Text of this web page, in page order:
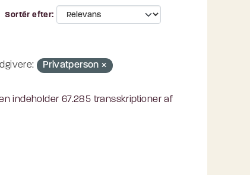
Sortér efter
Privatperson
indeholder 67.285 transskriptioner af